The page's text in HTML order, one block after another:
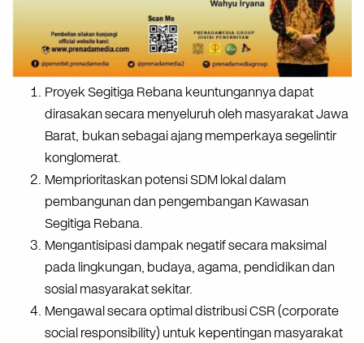
ProyekSegitigaRebanakeuntungannyadapat
dirasakansecaramenyeluruholehmasyarakatJawa
Barat, bukansebagaiajangmemperkayasegelintir
konglomerat.
MemprioritaskanpotensiSDMlokaldalam
pembangunandanpengembanganKawasan
SegitigaRebana.
Mengantisipasidampaknegatifsecaramaksimal
padalingkungan, budaya,agama, pendidikandan
sosialmasyarakatsekitar.
MengawalsecaraoptimaldistribusiCSR(corporate
socialresponsibility) untukkepentinganmasyarakat